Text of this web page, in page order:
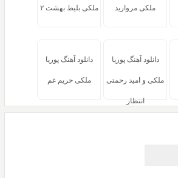
ملکی مروارید ملکی بلیط بهشت ۲
دانلود آهنگ پوریا
ملکی و امید رحمتی
انتظار
دانلود آهنگ پوریا
ملکی حریم غم